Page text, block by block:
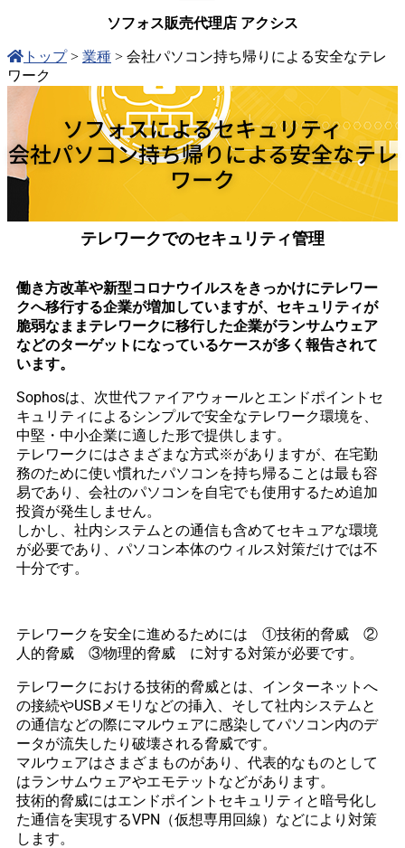
ソフォス販売代理店 アクシス
トップ> 業種 > 会社パソコン持ち帰りによる安全なテレ
ワーク
ソフォスによるセキュリティ
会社パソコン持ち帰りによる安全なテレ
ワーク
テレワークでのセキュリティ管理
働き方改革や新型コロナウイルスをきっかけにテレワー
クへ移行する企業が増加していますが、セキュリティが
脆弱なままテレワークに移行した企業がランサムウェア
などのターゲットになっているケースが多く報告されて
います。
Sophosは、次世代ファイアウォールとエンドポイントセ
キュリティによるシンプルで安全なテレワーク環境を、
中堅・中小企業に適した形で提供します。
テレワークにはさまざまな方式※がありますが、在宅勤
務のために使い慣れたパソコンを持ち帰ることは最も容
易であり、会社のパソコンを自宅でも使用するため追加
投資が発生しません。
しかし、社内システムとの通信も含めてセキュアな環境
が必要であり、パソコン本体のウィルス対策だけでは不
十分です。
テレワークを安全に進めるためには ①技術的脅威 ②
人的脅威 ③物理的脅威 に対する対策が必要です。
テレワークにおける技術的脅威とは、インターネットへ
の接続やUSBメモリなどの挿入、そして社内システムと
の通信などの際にマルウェアに感染してパソコン内のデ
ータが流失したり破壊される脅威です。
マルウェアはさまざまものがあり、代表的なものとして
はランサムウェアやエモテットなどがあります。
技術的脅威にはエンドポイントセキュリティと暗号化し
た通信を実現するVPN（仮想専用回線）などにより対策
します。